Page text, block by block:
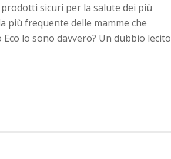
sicuri per la salute dei più
più frequente delle mamme che
lo sono davvero? Un dubbio lecito